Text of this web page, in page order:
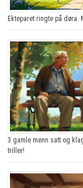
Ekteparet ringte på døra.
3 gamle menn satt og
triller!